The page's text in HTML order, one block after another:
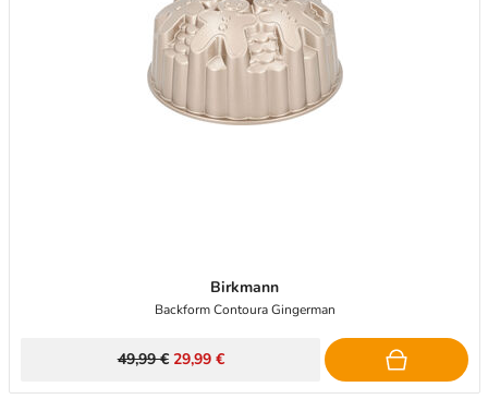
Birkmann
Backform Contoura Gingerman
49,99 € 29,99 €